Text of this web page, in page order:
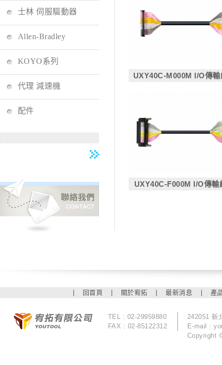
士林 伺服驅動器
Allen-Bradley
KOYO系列
代理 減速機
配件
UXY40C-M000M I/O傳
UXY40C-F000M I/O傳輸
回首頁 關於宥拓 最新消息 產
TEL : 02-29959880
FAX : 02-85122312
242051 新
E-mail :
Copyright